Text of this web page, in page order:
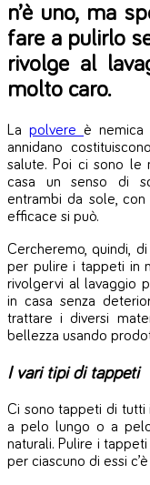
n’è uno, ma
fare a pulirlo
rivolge al
molto caro.
La polvere è
annidano
salute. Poi ci sono le
casa un senso di
entrambi da sole,
efficace si può.
Cercheremo, quindi,
per pulire i tappeti in
rivolgervi al lavaggio
in casa senza
trattare i diversi
bellezza usando
I vari tipi di tappeti
Ci sono tappeti di tutti
a pelo lungo o a
naturali. Pulire i
per ciascuno di essi